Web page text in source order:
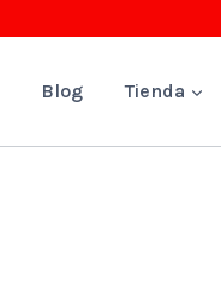
Blog Tienda